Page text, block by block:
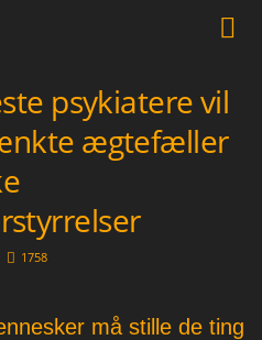
psykiatere vil
ægtefæller
1758
må stille de ting